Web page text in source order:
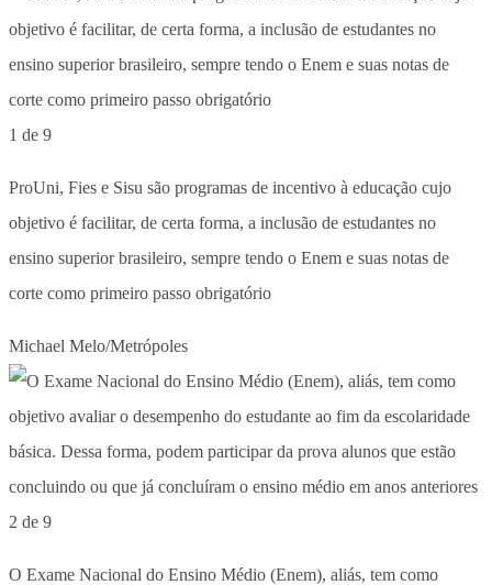
1 de 9
ProUni, Fies e Sisu são programas de incentivo à educação cujo
objetivo é facilitar, de certa forma, a inclusão de estudantes no
ensino superior brasileiro, sempre tendo o Enem e suas notas de
corte como primeiro passo obrigatório
Michael Melo/Metrópoles
2 de 9
O Exame Nacional do Ensino Médio (Enem), aliás, tem como